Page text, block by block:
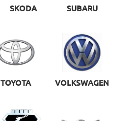
SKODA SUBARU
TOYOTA VOLKSWAGEN